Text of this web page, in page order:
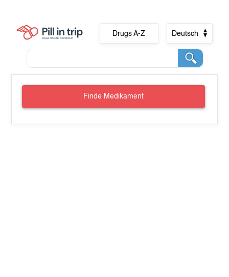
Drugs A-Z Deutsch
Finde Medikament